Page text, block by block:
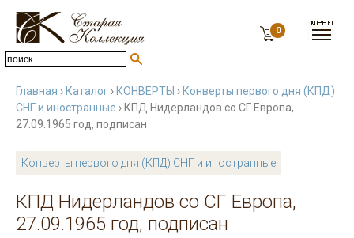
0
Главная › Каталог › КОНВЕРТЫ › Конверты первого дня (КПД)
СНГ и иностранные › КПД Нидерландов со СГ Европа,
27.09.1965 год, подписан
Конверты первого дня (КПД) СНГ и иностранные
КПД Нидерландов со СГ Европа,
27.09.1965 год, подписан